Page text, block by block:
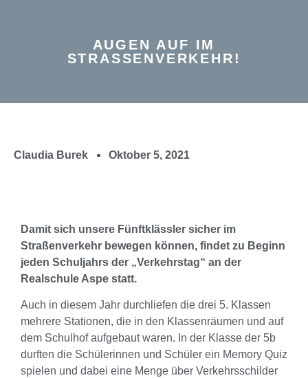
AUGEN AUF IM
STRASSENVERKEHR!
Claudia Burek Oktober 5, 2021
Damit sich unsere Fünftklässler sicher im
Straßenverkehr bewegen können, findet zu Beginn
jeden Schuljahrs der „Verkehrstag“ an der
Realschule Aspe statt.
Auch in diesem Jahr durchliefen die drei 5. Klassen
mehrere Stationen, die in den Klassenräumen und auf
dem Schulhof aufgebaut waren. In der Klasse der 5b
durften die Schülerinnen und Schüler ein Memory Quiz
spielen und dabei eine Menge über Verkehrsschilder